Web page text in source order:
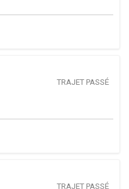
TRAJET PASSÉ
TRAJET PASSÉ